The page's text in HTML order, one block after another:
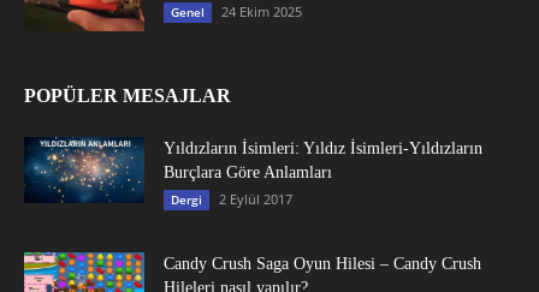
Genel 24 Ekim 2025
POPÜLER MESAJLAR
Yıldızların İsimleri: Yıldız İsimleri-Yıldızların
Burçlara Göre Anlamları
Dergi 2 Eylül 2017
Candy Crush Saga Oyun Hilesi – Candy Crush
Hileleri nasıl yapılır?